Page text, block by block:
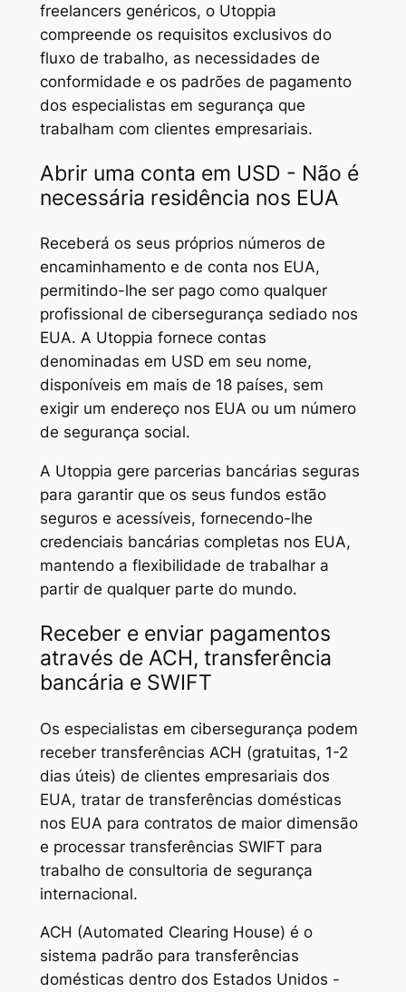
freelancers genéricos, o Utoppia
compreende os requisitos exclusivos do
fluxo de trabalho, as necessidades de
conformidade e os padrões de pagamento
dos especialistas em segurança que
trabalham com clientes empresariais.
Abrir uma conta em USD - Não é
necessária residência nos EUA
Receberá os seus próprios números de
encaminhamento e de conta nos EUA,
permitindo-lhe ser pago como qualquer
profissional de cibersegurança sediado nos
EUA. A Utoppia fornece contas
denominadas em USD em seu nome,
disponíveis em mais de 18 países, sem
exigir um endereço nos EUA ou um número
de segurança social.
A Utoppia gere parcerias bancárias seguras
para garantir que os seus fundos estão
seguros e acessíveis, fornecendo-lhe
credenciais bancárias completas nos EUA,
mantendo a flexibilidade de trabalhar a
partir de qualquer parte do mundo.
Receber e enviar pagamentos
através de ACH, transferência
bancária e SWIFT
Os especialistas em cibersegurança podem
receber transferências ACH (gratuitas, 1-2
dias úteis) de clientes empresariais dos
EUA, tratar de transferências domésticas
nos EUA para contratos de maior dimensão
e processar transferências SWIFT para
trabalho de consultoria de segurança
internacional.
ACH (Automated Clearing House) é o
sistema padrão para transferências
domésticas dentro dos Estados Unidos -